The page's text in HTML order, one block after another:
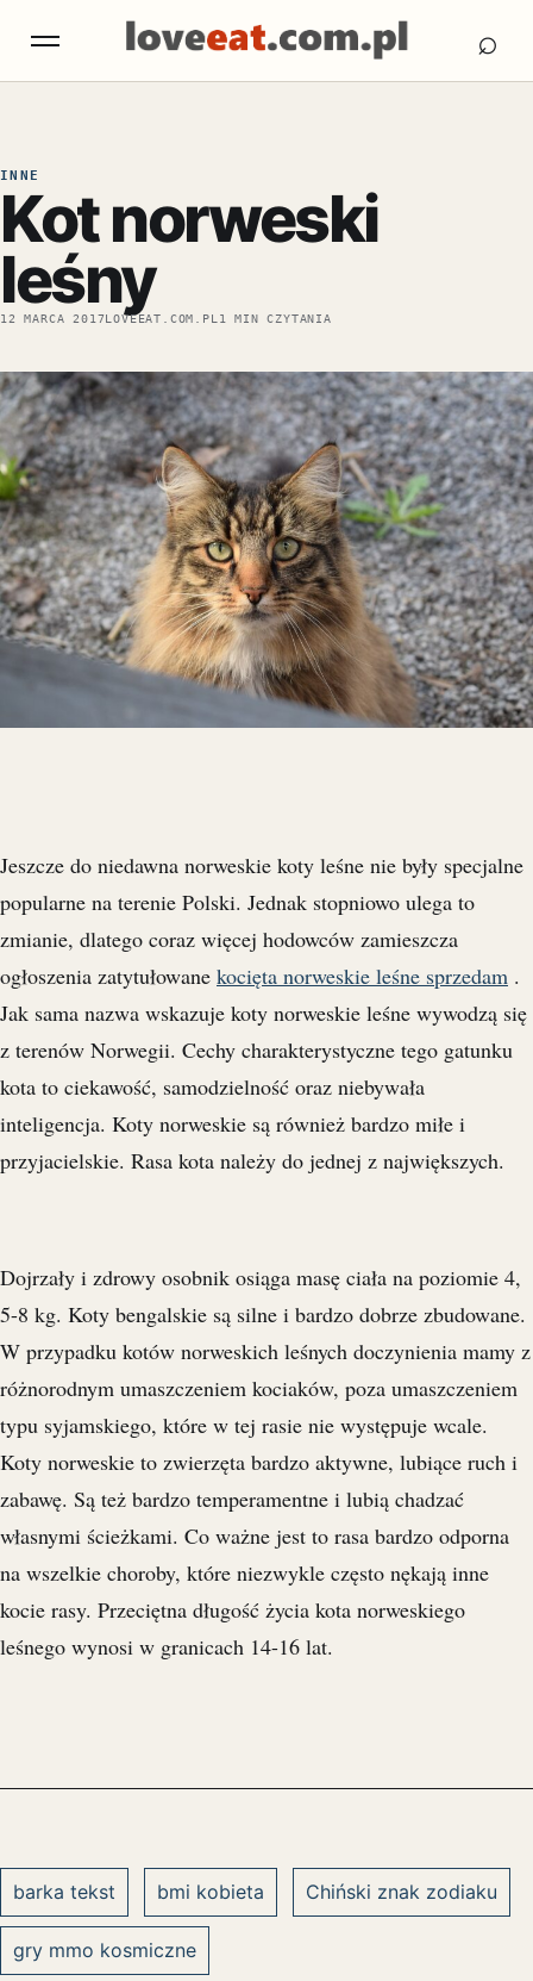
Otwórz menu ⌕
INNE
Kot norweski
leśny
12 MARCA 2017LOVEEAT.COM.PL 1 MIN CZYTANIA
Jeszcze do niedawna norweskie koty leśne nie były specjalne
popularne na terenie Polski. Jednak stopniowo ulega to
zmianie, dlatego coraz więcej hodowców zamieszcza
ogłoszenia zatytułowane kocięta norweskie leśne sprzedam .
Jak sama nazwa wskazuje koty norweskie leśne wywodzą się
z terenów Norwegii. Cechy charakterystyczne tego gatunku
kota to ciekawość, samodzielność oraz niebywała
inteligencja. Koty norweskie są również bardzo miłe i
przyjacielskie. Rasa kota należy do jednej z największych.
Dojrzały i zdrowy osobnik osiąga masę ciała na poziomie 4,
5-8 kg. Koty bengalskie są silne i bardzo dobrze zbudowane.
W przypadku kotów norweskich leśnych doczynienia mamy z
różnorodnym umaszczeniem kociaków, poza umaszczeniem
typu syjamskiego, które w tej rasie nie występuje wcale.
Koty norweskie to zwierzęta bardzo aktywne, lubiące ruch i
zabawę. Są też bardzo temperamentne i lubią chadzać
własnymi ścieżkami. Co ważne jest to rasa bardzo odporna
na wszelkie choroby, które niezwykle często nękają inne
kocie rasy. Przeciętna długość życia kota norweskiego
leśnego wynosi w granicach 14-16 lat.
barka tekst bmi kobieta Chiński znak zodiaku
gry mmo kosmiczne